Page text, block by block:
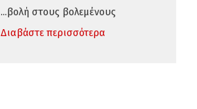
...βολή στους βολεμένους
Διαβάστε περισσότερα